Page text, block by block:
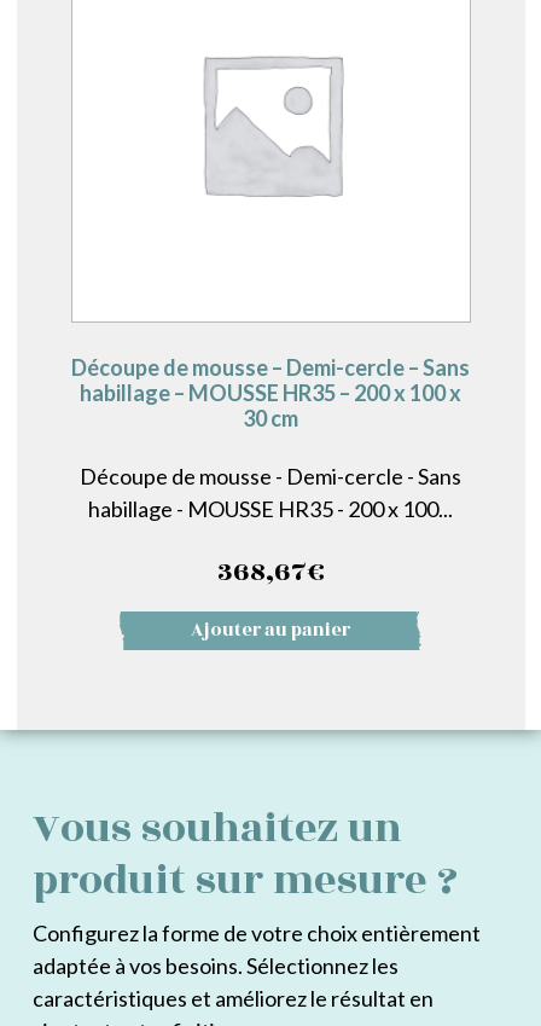
Découpe de mousse – Demi-cercle – Sans
habillage – MOUSSE HR35 – 200 x 100 x
30 cm
Découpe de mousse - Demi-cercle - Sans
habillage - MOUSSE HR35 - 200 x 100...
368,67€
Ajouter au panier
Vous souhaitez un
produit sur mesure ?
Configurez la forme de votre choix entièrement
adaptée à vos besoins. Sélectionnez les
caractéristiques et améliorez le résultat en